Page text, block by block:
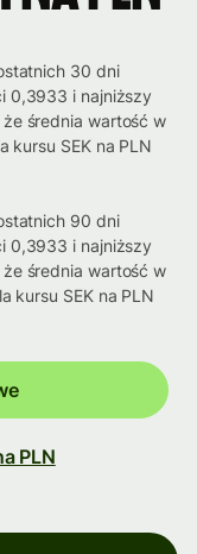
30 dni
0,3933 i najniższy
średnia wartość w
kursu SEK na PLN
90 dni
0,3933 i najniższy
średnia wartość w
kursu SEK na PLN
PLN